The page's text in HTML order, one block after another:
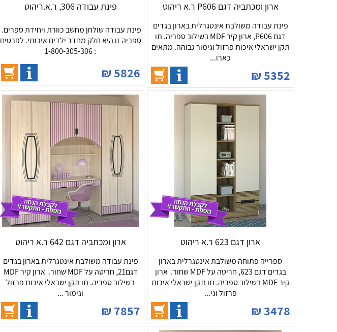
ארון ומכתביה דגם P606 ר.א ריהוט
פינת עבודה משולבת אינטגרלית בארון בגדים
דגם P606, ארון קיר MDF בשילוב ספריה. תו
תקן ישראלי איכות פרזול וגימור גבוהה. מתאים
כארו...
5352
₪
פינת עבודה 306, ר.א.ריהוט
פינת עבודה שולחן מחשב כוורת ויחידת ספרים.
ספריה זו היא חלק מחדר ילדים איכותי. לפרטים
: 1-800-305-306
5826
₪
ארון דגם 623 ר.א ריהוט
ספרייה פתוחה משולבת אינטגרלית בארון
בגדים דגם 623, חריטה על MDF שחור. ארון
קיר MDF בשילוב ספריה. תו תקן ישראלי איכות
פרזול וגי...
3478
₪
ארון ומכתביה דגם 642 ר.א ריהוט
פינת עבודה משולבת אינטגרלית בארון בגדים
דגם21, חריטה על MDF שחור. ארון קיר MDF
בשילוב ספריה. תו תקן ישראלי איכות פרזול
וגימור ...
7857
₪